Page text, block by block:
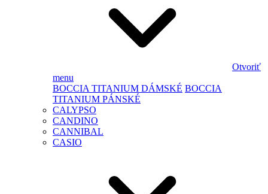
Otvoriť
menu
BOCCIA TITANIUM DÁMSKÉ BOCCIA
TITANIUM PÁNSKÉ
CALYPSO
CANDINO
CANNIBAL
CASIO